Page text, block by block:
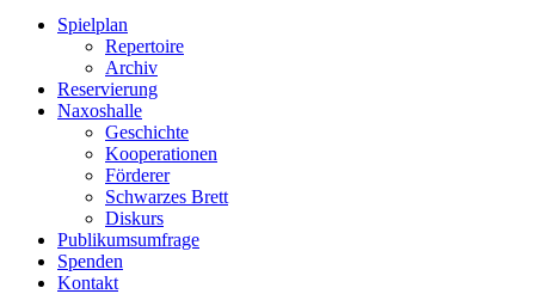
Spielplan
Repertoire
Archiv
Reservierung
Naxoshalle
Geschichte
Kooperationen
Förderer
Schwarzes Brett
Diskurs
Publikumsumfrage
Spenden
Kontakt